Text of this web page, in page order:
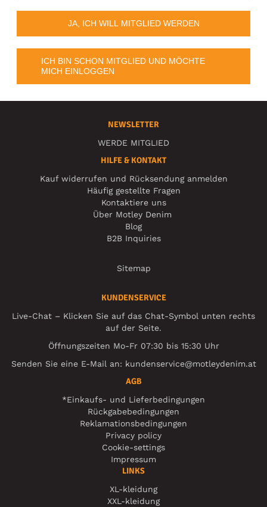
JA, ICH WILL MITGLIED WERDEN
ICH BIN SCHON MITGLIED UND MÖCHTE
MICH EINLOGGEN
NEWSLETTER
WERDE MITGLIED
HILFE & KONTAKT
Kauf widerrufen und Rücksendung anmelden
Häufig gestellte Fragen
Kontaktiere uns
Über Motley Denim
Blog
B2B Inquiries
Sitemap
KUNDENSERVICE
Live-Chat – Klicken Sie auf das Chat-Symbol unten rechts
auf der Seite.
Öffnungszeiten Mo-Fr 07:30 bis 15:30 Uhr
Senden Sie eine E-Mail an: kundenservice@motleydenim.at
AGB
*Einkaufs- und Lieferbedingungen
Rückgabebedingungen
Reklamationsbedingungen
Privacy policy
Cookie-settings
Impressum
LINKS
XL-kleidung
XXL-kleidung